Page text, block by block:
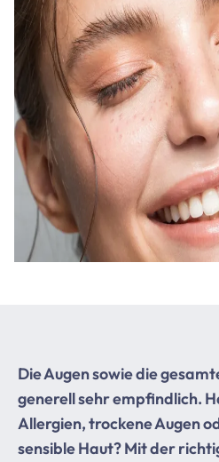
Die Augen sowie die
generell sehr empfindlich.
Allergien, trockene Augen
sensible Haut? Mit der